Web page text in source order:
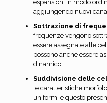
espansioni in modo
aggiungendo nuovi
Sottrazione di
frequenze vengono
essere assegnate alle
possono anche essere
dinamico.
Suddivisione delle
le caratteristiche
uniformi e questo